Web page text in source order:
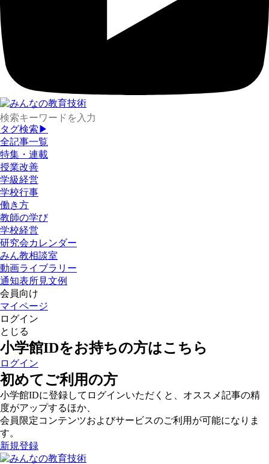
タグ検索▶
全記事一覧
特集・連載
授業改善
学級経営
学校行事
働き方
教師の学び
学校経営
研究会カレンダー
みん教相談室
動画ライブラリー
通知表所見文例
会員向け
マイページ
ログイン
とじる
小学館IDをお持ちの方はこちら
ログイン
初めてご利用の方
小学館IDに登録してログインいただくと、オススメ記事の精
度がアップするほか、
会員限定コンテンツおよびサービスのご利用が可能になりま
す。
新規登録